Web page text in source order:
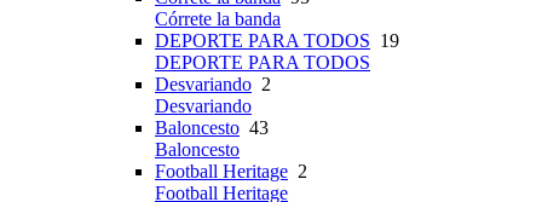
Córrete la banda
DEPORTE PARA TODOS 19
DEPORTE PARA TODOS
Desvariando 2
Desvariando
Baloncesto 43
Baloncesto
Football Heritage 2
Football Heritage